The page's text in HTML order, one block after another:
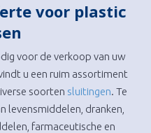
voor plastic
voor de verkoop van uw
u een ruim assortiment
soorten sluitingen. Te
levensmiddelen, dranken,
farmaceutische en